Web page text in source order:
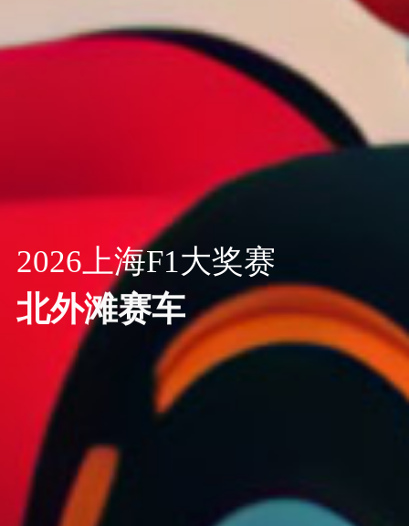
2026上海F1大奖赛
北外滩赛车
查看更多